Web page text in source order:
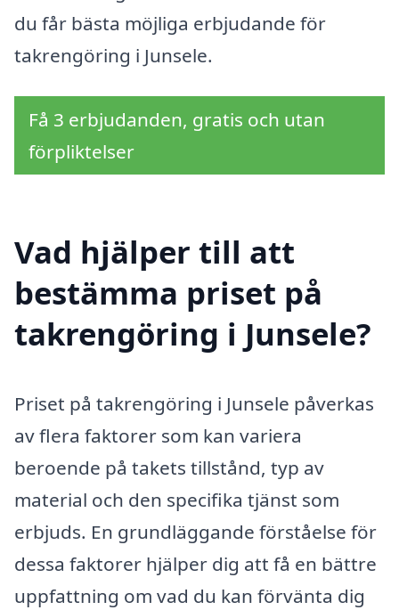
du får bästa möjliga erbjudande för
takrengöring i Junsele.
Få 3 erbjudanden, gratis och utan
förpliktelser
Vad hjälper till att
bestämma priset på
takrengöring i Junsele?
Priset på takrengöring i Junsele påverkas
av flera faktorer som kan variera
beroende på takets tillstånd, typ av
material och den specifika tjänst som
erbjuds. En grundläggande förståelse för
dessa faktorer hjälper dig att få en bättre
uppfattning om vad du kan förvänta dig